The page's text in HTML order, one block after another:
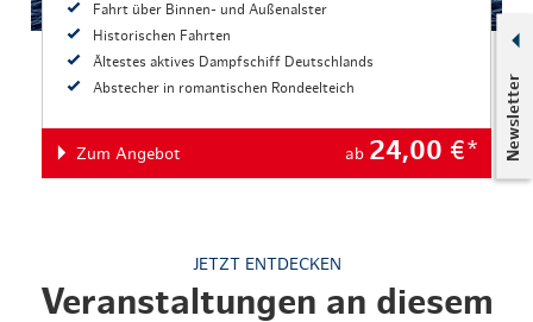
Newsletter
Fahrt über Binnen- und Außenalster
Historischen Fahrten
Ältestes aktives Dampfschiff Deutschlands
Abstecher in romantischen Rondeelteich
Zum Angebot ab 24,00 €*
JETZT ENTDECKEN
Veranstaltungen an diesem